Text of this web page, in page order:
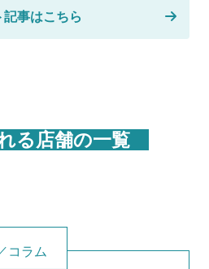
記事はこちら
る店舗の一覧
コラム